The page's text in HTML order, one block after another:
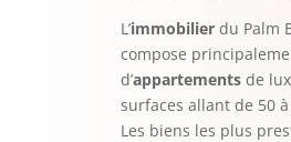
L’immobilierdu Palm
compose
d’appartementsde
surfaces allant de 50 à
Les biens les plus